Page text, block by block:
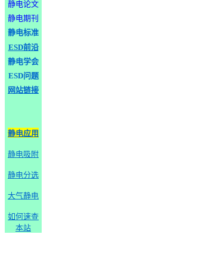
静电论文
静电期刊
静电标准
ESD前沿
静电学会
ESD问题
网站链接
静电应用
静电吸附
静电分选
大气静电
如何速查
本站